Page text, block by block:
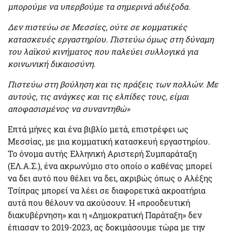
μπορούμε να υπερβούμε τα σημερινά αδιέξοδα.
Δεν πιστεύω σε Μεσσίες, ούτε σε κομματικές
κατασκευές εργαστηρίου. Πιστεύω όμως στη δύναμη
του λαϊκού κινήματος που παλεύει συλλογικά για
κοινωνική δικαιοσύνη.
Πιστεύω στη βούληση και τις πράξεις των πολλών. Με
αυτούς, τις ανάγκες και τις ελπίδες τους, είμαι
αποφασισμένος να συναντηθώ»
Επτά μήνες και ένα βιβλίο μετά, επιστρέφει ως
Μεσσίας, με μια κομματική κατασκευή εργαστηρίου.
To όνομα αυτής Ελληνική Αριστερή Συμπαράταξη
(ΕΛ.Α.Σ.), ένα ακρωνύμιο στο οποίο ο καθένας μπορεί
να δει αυτό που θέλει να δει, ακριβώς όπως ο Αλέξης
Τσίπρας μπορεί να λέει σε διαφορετικά ακροατήρια
αυτά που θέλουν να ακούσουν. Η «προοδευτική
διακυβέρνηση» και η «Δημοκρατική Παράταξη» δεν
έπιασαν το 2019-2023, ας δοκιμάσουμε τώρα με την